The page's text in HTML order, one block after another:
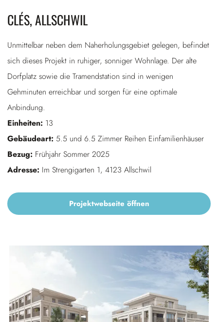
CLÉS, ALLSCHWIL
Unmittelbar neben dem Naherholungsgebiet gelegen, befindet
sich dieses Projekt in ruhiger, sonniger Wohnlage. Der alte
Dorfplatz sowie die Tramendstation sind in wenigen
Gehminuten erreichbar und sorgen für eine optimale
Anbindung.
Einheiten: 13
Gebäudeart: 5.5 und 6.5 Zimmer Reihen Einfamilienhäuser
Bezug: Frühjahr Sommer 2025
Adresse: Im Strengigarten 1, 4123 Allschwil
Projektwebseite öffnen